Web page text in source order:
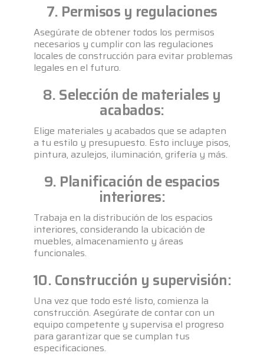
7. Permisos y regulaciones
Asegúrate de obtener todos los permisos
necesarios y cumplir con las regulaciones
locales de construcción para evitar problemas
legales en el futuro.
8. Selección de materiales y
acabados:
Elige materiales y acabados que se adapten
a tu estilo y presupuesto. Esto incluye pisos,
pintura, azulejos, iluminación, grifería y más.
9. Planificación de espacios
interiores:
Trabaja en la distribución de los espacios
interiores, considerando la ubicación de
muebles, almacenamiento y áreas
funcionales.
10. Construcción y supervisión:
Una vez que todo esté listo, comienza la
construcción. Asegúrate de contar con un
equipo competente y supervisa el progreso
para garantizar que se cumplan tus
especificaciones.